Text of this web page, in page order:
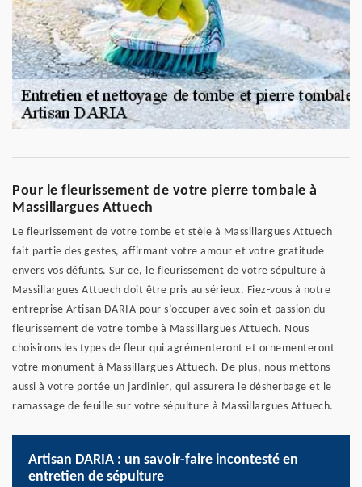
Pour le fleurissement de votre pierre tombale à
Massillargues Attuech
Le fleurissement de votre tombe et stèle à Massillargues Attuech
fait partie des gestes, affirmant votre amour et votre gratitude
envers vos défunts. Sur ce, le fleurissement de votre sépulture à
Massillargues Attuech doit être pris au sérieux. Fiez-vous à notre
entreprise Artisan DARIA pour s’occuper avec soin et passion du
fleurissement de votre tombe à Massillargues Attuech. Nous
choisirons les types de fleur qui agrémenteront et ornementeront
votre monument à Massillargues Attuech. De plus, nous mettons
aussi à votre portée un jardinier, qui assurera le désherbage et le
ramassage de feuille sur votre sépulture à Massillargues Attuech.
Artisan DARIA : un savoir-faire incontesté en
entretien de sépulture